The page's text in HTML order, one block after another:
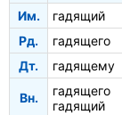
Им.
гадящий
Рд.
гадящего
Дт.
гадящему
Вн.
гадящего
гадящий